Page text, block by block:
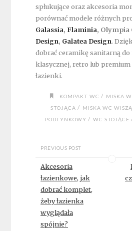
spłukujące oraz akcesoria
porównać modele różnych
Galassia, Flaminia, Olympia
Design, Galatea Design.
dobrać ceramikę sanitarną do
klasycznej, retro lub premium
łazienki.
KOMPAKT WC / MISKA
STOJĄCA / MISKA WC
PODTYNKOWY / WC STOJĄCE
PREVIOUS POST
Akcesoria
łazienkowe, jak
dobrać komplet,
żeby łazienka
wyglądała
spójnie?